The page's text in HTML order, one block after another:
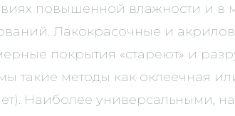
повышенной влажности и в
Лакокрасочные и
покрытия «стареют» и
такие методы как оклеечная
Наиболее